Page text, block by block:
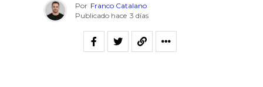
Por Franco Catalano
Publicado hace 3 días